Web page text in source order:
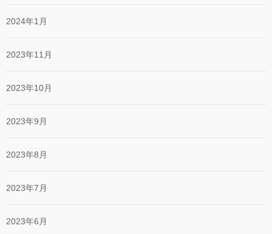
2024年1月
2023年11月
2023年10月
2023年9月
2023年8月
2023年7月
2023年6月